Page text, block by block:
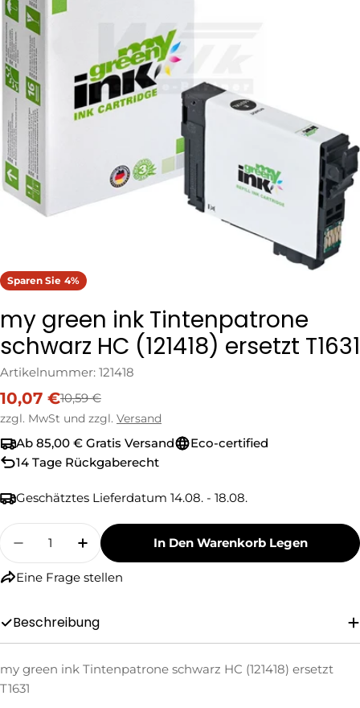
Sie das Medium 0 im Modalformat
Sparen Sie 4%
my green ink Tintenpatrone
schwarz HC (121418) ersetzt T1631
Artikelnummer: 121418
Verkaufspreis
10,07 €
Regulärer
Preis
10,59 €
zzgl. MwSt und zzgl. Versand
Ab 85,00 € Gratis Versand
Eco-certified
14 Tage Rückgaberecht
Geschätztes Lieferdatum 14.08. - 18.08.
Menge
Menge Für My Green Ink Tintenpatrone
Menge Für My Green Ink
In Den Warenkorb Legen
Eine Frage stellen
Beschreibung
my green ink Tintenpatrone schwarz HC (121418) ersetzt
T1631